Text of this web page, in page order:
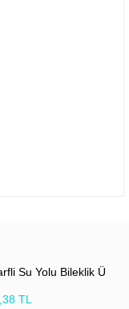
Su Yolu Bileklik Ü
TL